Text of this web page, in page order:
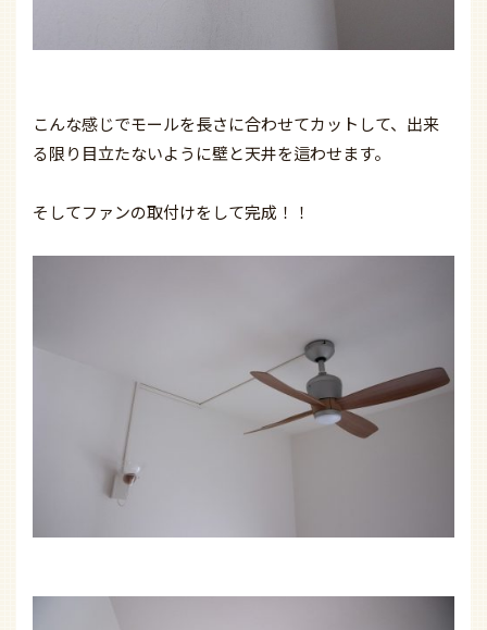
こんな感じでモールを長さに合わせてカットして、出来
る限り目立たないように壁と天井を這わせます。
そしてファンの取付けをして完成！！